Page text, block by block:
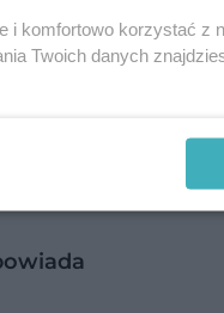
– podsumował.
i komfortowo korzystać z
Twoich danych